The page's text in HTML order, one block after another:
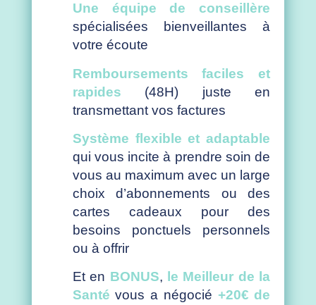
Une équipe de conseillère
spécialisées bienveillantes à
votre écoute
Remboursements faciles et
rapides (48H) juste en
transmettant vos factures
Système flexible et adaptable
qui vous incite à prendre soin de
vous au maximum avec un large
choix d’abonnements ou des
cartes cadeaux pour des
besoins ponctuels personnels
ou à offrir
Et en BONUS, le Meilleur de la
Santé vous a négocié +20€ de